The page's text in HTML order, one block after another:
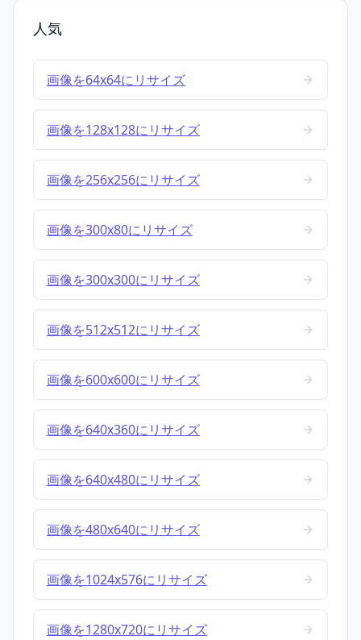
人気
画像を64x64にリサイズ
画像を128x128にリサイズ
画像を256x256にリサイズ
画像を300x80にリサイズ
画像を300x300にリサイズ
画像を512x512にリサイズ
画像を600x600にリサイズ
画像を640x360にリサイズ
画像を640x480にリサイズ
画像を480x640にリサイズ
画像を1024x576にリサイズ
画像を1280x720にリサイズ